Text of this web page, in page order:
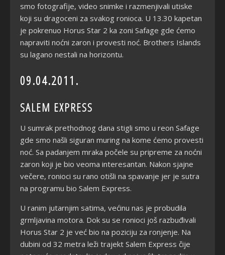
smo fotografije, video snimke i razmenjivali utiske
koji su dragoceni za svakog ronioca. U 13.30 kapetan
je pokrenuo Horus Star 2 ka zoni Safage gde ćemo
napraviti noćni zaron i provesti noć. Brothers Islands
su lagano nestali na horizontu.
09.04.2011.
SALEM EXPRESS
U sumrak prethodnog dana stigli smo u reon Safage
gde smo našli siguran muring na kome ćemo provesti
noć. Sa padanjem mraka počele su pripreme za noćni
zaron koji je bio veoma interesantan. Nakon sjajne
večere, ronioci su rano otišli na spavanje jer je sutra
na programu bio Salem Express.
U ranim jutarnjim satima, većinu nas je probudila
grmljavina motora. Dok su se ronioci još razbuđivali
Horus Star 2 je već bio na poziciju za ronjenje. Na
dubini od 32 metra leži trajekt Salem Express čije